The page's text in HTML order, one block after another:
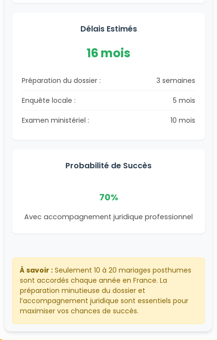
Délais Estimés
16 mois
Préparation du dossier : 3 semaines
Enquête locale : 5 mois
Examen ministériel : 10 mois
Probabilité de Succès
70%
Avec accompagnement juridique professionnel
À savoir : Seulement 10 à 20 mariages posthumes
sont accordés chaque année en France. La
préparation minutieuse du dossier et
l’accompagnement juridique sont essentiels pour
maximiser vos chances de succès.